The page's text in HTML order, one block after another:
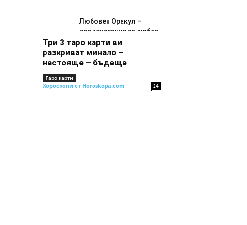
Любовен Оракул –
предсказания за любов
Късмети
Три 3 таро карти ви
разкриват минало –
настояще – бъдеще
Таро карти
Хороскопи от Horoskopa.com 24